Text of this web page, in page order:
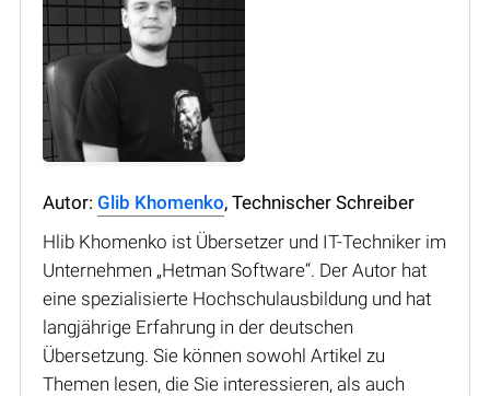
Autor: Glib Khomenko, Technischer Schreiber
Hlib Khomenko ist Übersetzer und IT-Techniker im
Unternehmen „Hetman Software“. Der Autor hat
eine spezialisierte Hochschulausbildung und hat
langjährige Erfahrung in der deutschen
Übersetzung. Sie können sowohl Artikel zu
Themen lesen, die Sie interessieren, als auch